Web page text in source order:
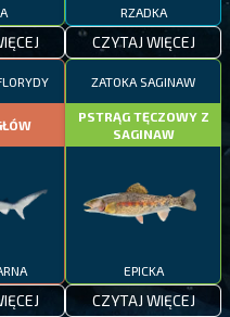
RZADKA
CZYTAJ WIĘCEJ
ZATOKA SAGINAW
PSTRĄG TĘCZOWY Z
SAGINAW
EPICKA
CZYTAJ WIĘCEJ